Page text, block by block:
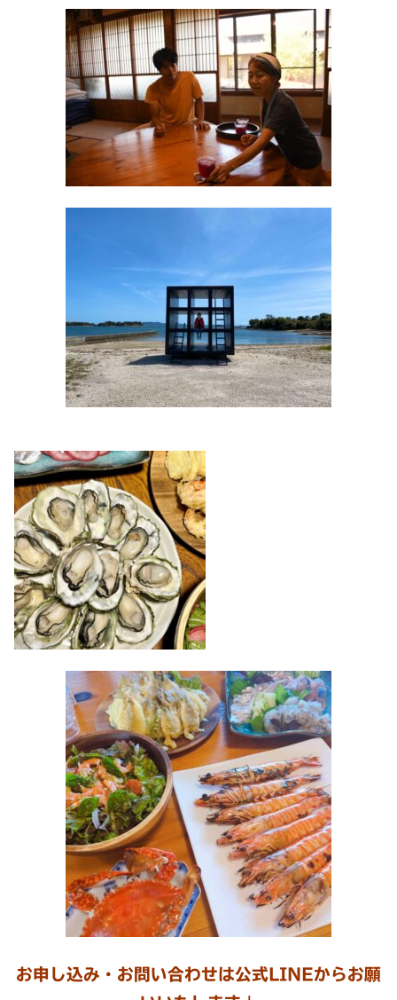
お申し込み・お問い合わせは公式LINEからお願